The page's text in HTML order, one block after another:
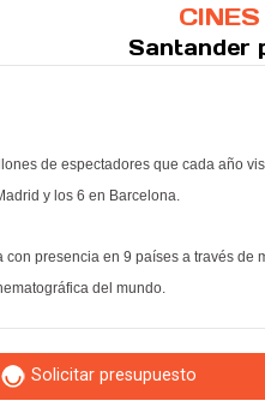
Santander
de espectadores que cada año
y los 6 en Barcelona.
presencia en 9 países a través
del mundo.
Solicitar presupuesto